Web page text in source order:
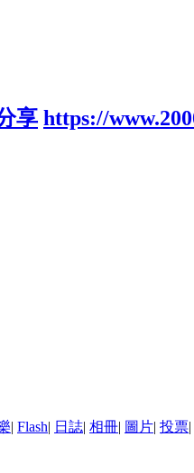
享 https://
| Flash| 日誌| 相冊| 圖片| 投票|